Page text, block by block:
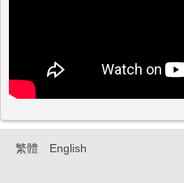
繁體 English